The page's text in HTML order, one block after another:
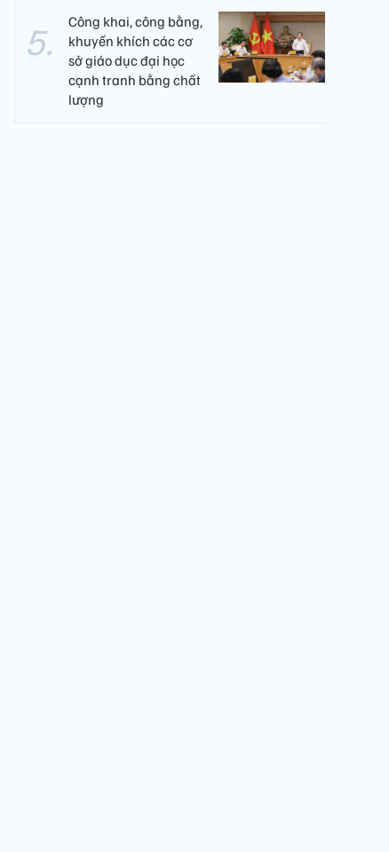
Công khai, công bằng,
khuyến khích các cơ
sở giáo dục đại học
cạnh tranh bằng chất
lượng​